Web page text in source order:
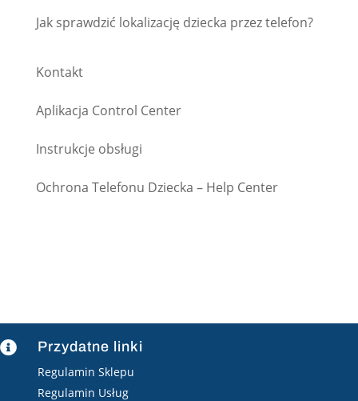
Jak sprawdzić lokalizację dziecka przez telefon?
Kontakt
Aplikacja Control Center
Instrukcje obsługi
Ochrona Telefonu Dziecka – Help Center
 Przydatne linki
Regulamin Sklepu
Regulamin Usług